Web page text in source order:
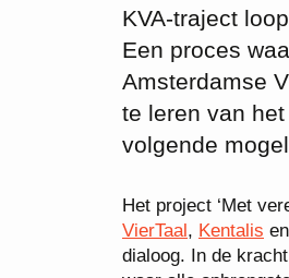
KVA-traject
Een proces
Amsterdamse
te leren van
volgende
Het project ‘Met
VierTaal, Kentalis
dialoog. In de